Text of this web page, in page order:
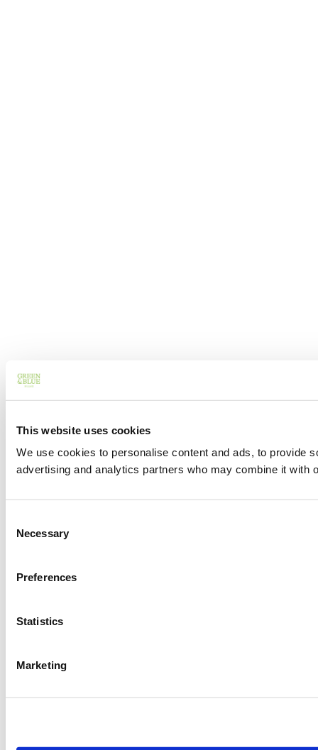
This website uses cookies
We use cookies to personalise content and ads, to provide
advertising and analytics partners who may combine it with
Selection
Necessary
Preferences
Statistics
Marketing